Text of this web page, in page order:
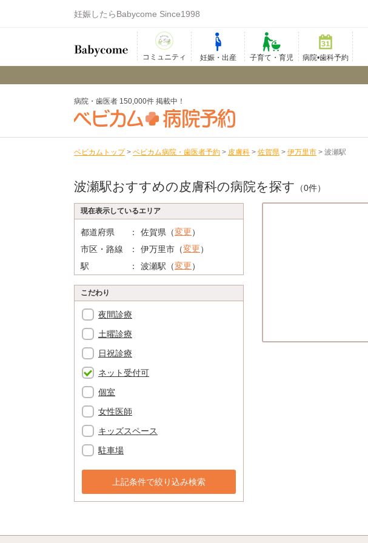
妊娠したらBabycome Since1998
コミュニティ 妊娠・出産 子育て・育児 病院•歯科予約
病院・歯医者 150,000件 掲載中！
ベビカムトップ > ベビカム病院・歯医者予約 > 皮膚科 > 佐賀県 > 伊万里市 > 波瀬駅
波瀬駅おすすめの皮膚科の病院を探す （0件）
現在表示しているエリア
都道府県 佐賀県（変更）
市区・路線
伊万里市（変更）
駅
波瀬駅（変更）
こだわり
夜間診療
土曜診療
日祝診療
ネット受付可
個室
女性医師
キッズスペース
駐車場
上記条件で絞り込み検索